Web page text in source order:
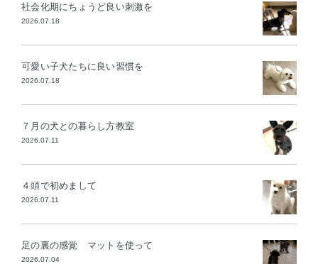
社会化期にちょうど良い刺激を
2026.07.18
可愛い子犬たちに良い習慣を
2026.07.18
７月の犬との暮らし方教室
2026.07.11
４頭で初めまして
2026.07.11
足の裏の感覚 マットを使って
2026.07.04